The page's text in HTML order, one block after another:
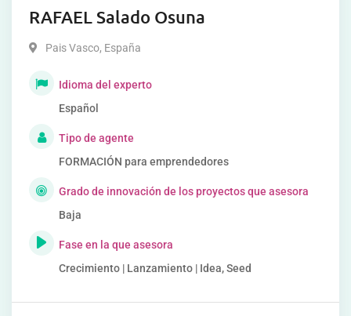
RAFAEL Salado Osuna
Pais Vasco, España
Idioma del experto
Español
Tipo de agente
FORMACIÓN para emprendedores
Grado de innovación de los proyectos que asesora
Baja
Fase en la que asesora
Crecimiento | Lanzamiento | Idea, Seed